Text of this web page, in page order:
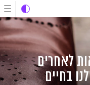
לאחרים
בחיים